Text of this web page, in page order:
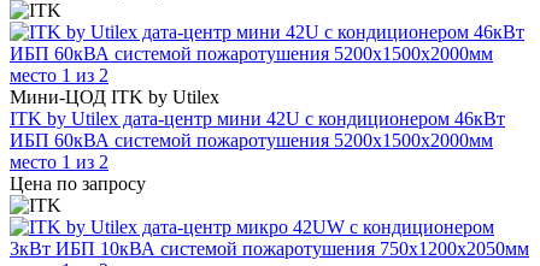
Мини-ЦОД ITK by Utilex
ITK by Utilex дата-центр мини 42U с кондиционером 46кВт
ИБП 60кВА системой пожаротушения 5200х1500х2000мм
место 1 из 2
Цена по запросу